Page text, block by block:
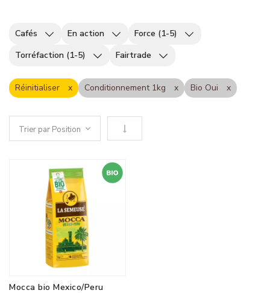
Cafés En action
Force (1-5)
Torréfaction (1-5)
Fairtrade
Réinitialiser Conditionnement 1kg Bio Oui
Définir le sens descendant
Mocca bio Mexico/Peru